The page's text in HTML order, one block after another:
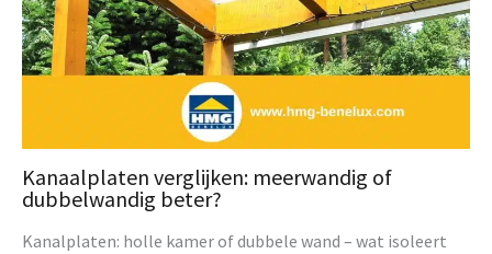
Kanaalplaten verglijken: meerwandig of
dubbelwandig beter?
Kanalplaten: holle kamer of dubbele wand – wat isoleert